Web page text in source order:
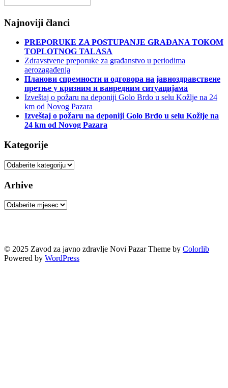
Najnoviji članci
PREPORUКE ZA POSTUPANJE GRAĐANA TOКOM
TOPLOTNOG TALASA
Zdravstvene preporuke za građanstvo u periodima
aerozagađenja
Планови спремности и одговора на јавноздравствене
претње у кризним и ванредним ситуацијама
Izveštaj o požaru na deponiji Golo Brdo u selu Kožlje na 24
km od Novog Pazara
Izveštaj o požaru na deponiji Golo Brdo u selu Kožlje na
24 km od Novog Pazara
Kategorije
Kategorije
Arhive
Arhive
© 2025 Zavod za javno zdravlje Novi Pazar Theme by Colorlib
Powered by WordPress